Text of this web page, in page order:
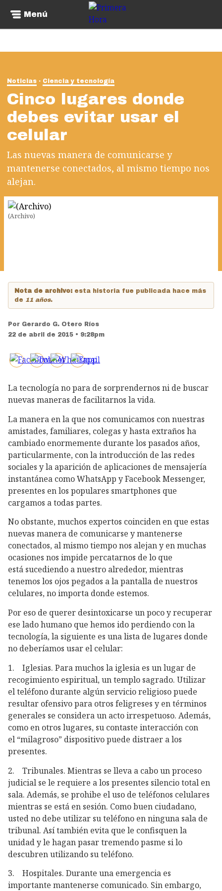
Menú
Noticias Ciencia y tecnología
Cinco lugares donde
debes evitar usar el
celular
Las nuevas manera de comunicarse y
mantenerse conectados, al mismo tiempo nos
alejan.
(Archivo)
Nota de archivo: esta historia fue publicada hace más
de 11 años.
Por Gerardo G. Otero Ríos
22 de abril de 2015 • 9:28pm
La tecnología no para de sorprendernos ni de buscar
nuevas maneras de facilitarnos la vida.
La manera en la que nos comunicamos con nuestras
amistades, familiares, colegas y hasta extraños ha
cambiado enormemente durante los pasados años,
particularmente, con la introducción de las redes
sociales y la aparición de aplicaciones de mensajería
instantánea como WhatsApp y Facebook Messenger,
presentes en los populares smartphones que
cargamos a todas partes.
No obstante, muchos expertos coinciden en que estas
nuevas manera de comunicarse y mantenerse
conectados, al mismo tiempo nos alejan y en muchas
ocasiones nos impide percatarnos de lo que
está sucediendo a nuestro alrededor, mientras
tenemos los ojos pegados a la pantalla de nuestros
celulares, no importa donde estemos.
Por eso de querer desintoxicarse un poco y recuperar
ese lado humano que hemos ido perdiendo con la
tecnología, la siguiente es una lista de lugares donde
no deberíamos usar el celular:
1. Iglesias. Para muchos la iglesia es un lugar de
recogimiento espiritual, un templo sagrado. Utilizar
el teléfono durante algún servicio religioso puede
resultar ofensivo para otros feligreses y en términos
generales se considera un acto irrespetuoso. Además,
como en otros lugares, su contaste interacción con
el “milagroso” dispositivo puede distraer a los
presentes.
2. Tribunales. Mientras se lleva a cabo un proceso
judicial se le requiere a los presentes silencio total en
sala. Además, se prohibe el uso de teléfonos celulares
mientras se está en sesión. Como buen ciudadano,
usted no debe utilizar su teléfono en ninguna sala de
tribunal. Así también evita que le confisquen la
unidad y le hagan pasar tremendo pasme si lo
descubren utilizando su teléfono.
3. Hospitales. Durante una emergencia es
importante mantenerse comunicado. Sin embargo,